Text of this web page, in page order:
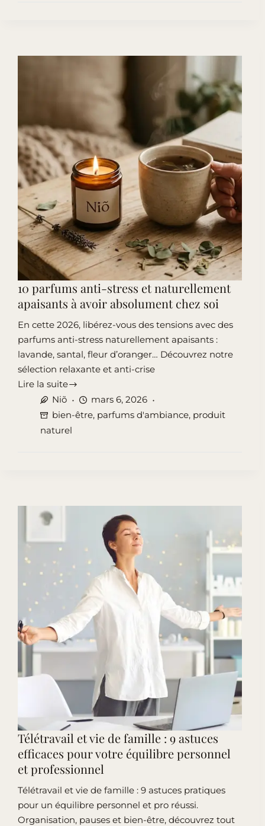
10 parfums anti-stress et naturellement
apaisants à avoir absolument chez soi
En cette 2026, libérez-vous des tensions avec des
parfums anti-stress naturellement apaisants :
lavande, santal, fleur d’oranger… Découvrez notre
sélection relaxante et anti-crise
Lire la suite
10
parfums
stress
absolument
chez
soi
Niõ
mars 6, 2026
bien-être, parfums d'ambiance, produit
naturel
Télétravail et vie de famille : 9 astuces
efficaces pour votre équilibre personnel
et professionnel
Télétravail et vie de famille : 9 astuces pratiques
pour un équilibre personnel et pro réussi.
Organisation, pauses et bien-être, découvrez tout